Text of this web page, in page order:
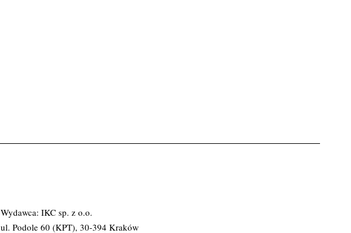
Wydawca: IKC sp. z o.o.
ul. Podole 60 (KPT), 30-394 Kraków